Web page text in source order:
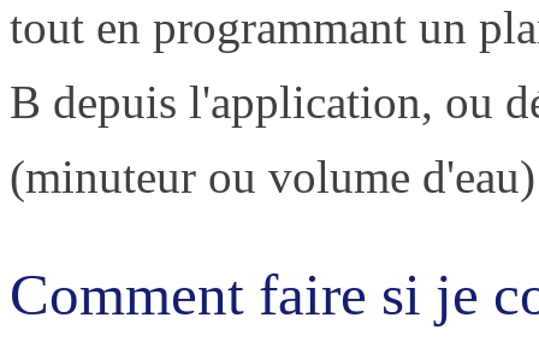
tout en programmant un
B depuis l'application, ou
(minuteur ou volume
Comment faire si je